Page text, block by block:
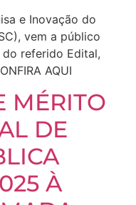
e Inovação do
vem a público
referido Edital,
AQUI
MÉRITO
DE
À